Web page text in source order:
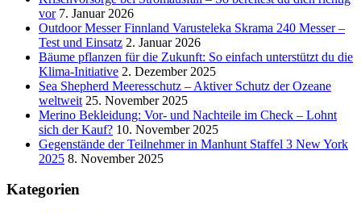
vor 7. Januar 2026
Outdoor Messer Finnland Varusteleka Skrama 240 Messer –
Test und Einsatz 2. Januar 2026
Bäume pflanzen für die Zukunft: So einfach unterstützt du die
Klima-Initiative 2. Dezember 2025
Sea Shepherd Meeresschutz – Aktiver Schutz der Ozeane
weltweit 25. November 2025
Merino Bekleidung: Vor- und Nachteile im Check – Lohnt
sich der Kauf? 10. November 2025
Gegenstände der Teilnehmer in Manhunt Staffel 3 New York
2025 8. November 2025
Kategorien